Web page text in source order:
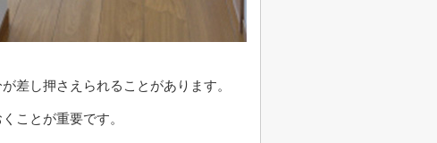
差し押さえられることがあります。
ことが重要です。